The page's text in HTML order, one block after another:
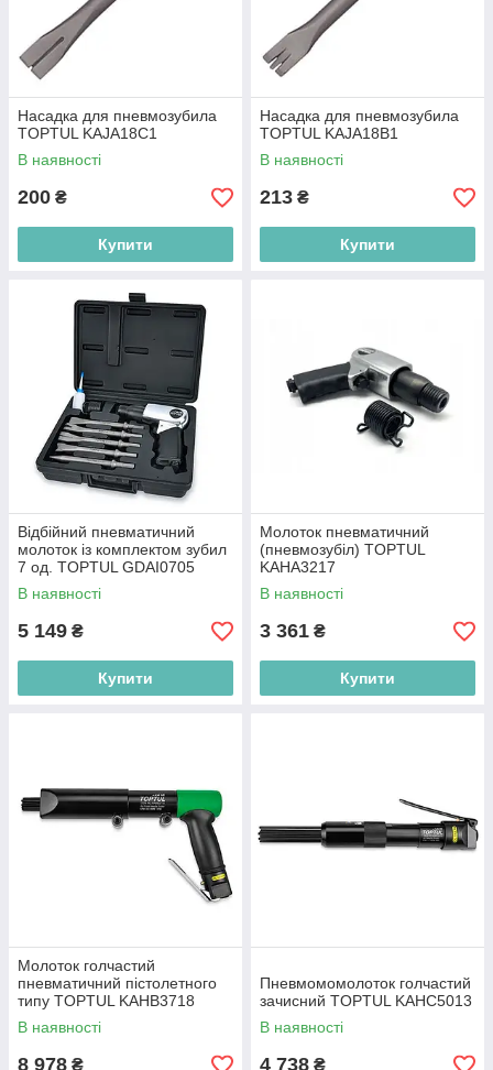
Насадка для пневмозубила
TOPTUL KAJA18C1
В наявності
200 ₴
Купити
Насадка для пневмозубила
TOPTUL KAJA18B1
В наявності
213 ₴
Купити
Відбійний пневматичний
молоток із комплектом зубил
7 од. TOPTUL GDAI0705
В наявності
5 149 ₴
Купити
Молоток пневматичний
(пневмозубіл) TOPTUL
KAHA3217
В наявності
3 361 ₴
Купити
Молоток голчастий
пневматичний пістолетного
типу TOPTUL KAHB3718
В наявності
8 978 ₴
Пневмомомолоток голчастий
зачисний TOPTUL KAHC5013
В наявності
4 738 ₴